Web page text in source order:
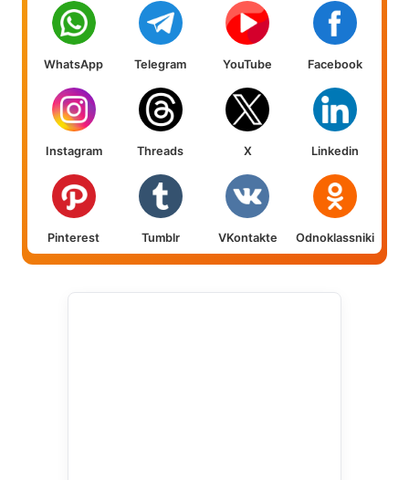
WhatsApp Telegram YouTube Facebook
Instagram Threads X Linkedin
Pinterest Tumblr VKontakte Odnoklassniki